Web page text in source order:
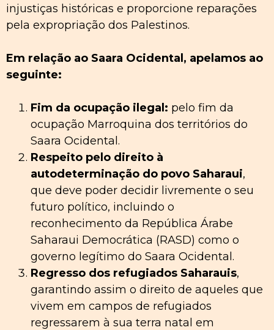
injustiças históricas e proporcione reparações
pela expropriação dos Palestinos.
Em relação ao Saara Ocidental, apelamos ao
seguinte:
Fim da ocupação ilegal: pelo fim da
ocupação Marroquina dos territórios do
Saara Ocidental.
Respeito pelo direito à
autodeterminação do povo Saharaui,
que deve poder decidir livremente o seu
futuro político, incluindo o
reconhecimento da República Árabe
Saharaui Democrática (RASD) como o
governo legítimo do Saara Ocidental.
Regresso dos refugiados Saharauis,
garantindo assim o direito de aqueles que
vivem em campos de refugiados
regressarem à sua terra natal em